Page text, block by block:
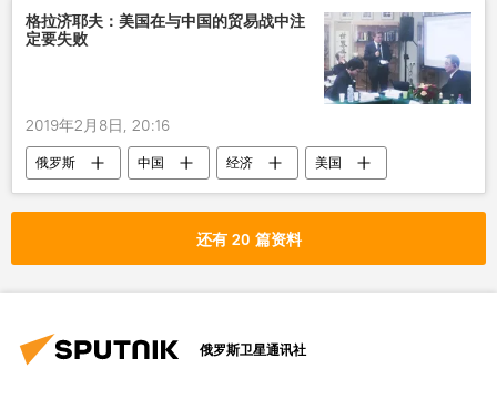
格拉济耶夫：美国在与中国的贸易战中注
定要失败
2019年2月8日, 20:16
俄罗斯 中国 经济
美国
失败
贸易战
还有 20 篇资料
俄罗斯卫星通讯社